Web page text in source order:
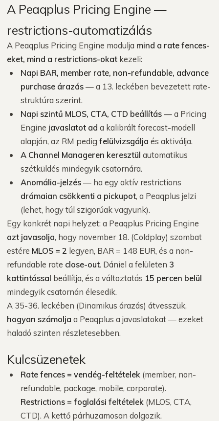
A Peaqplus Pricing Engine —
restrictions-automatizálás
A Peaqplus Pricing Engine modulja mind a rate fences-
eket, mind a restrictions-okat kezeli:
Napi BAR, member rate, non-refundable, advance
purchase árazás— a 13. leckében bevezetett rate-
struktúra szerint.
Napi szintű MLOS, CTA, CTD beállítás— a Pricing
Engine javaslatot ad a kalibrált forecast-modell
alapján, az RM pedig felülvizsgálja és aktiválja.
A Channel Manageren keresztül automatikus
szétküldés mindegyik csatornára.
Anomália-jelzés— ha egy aktív restrictions
drámaian csökkenti a pickupot, a Peaqplus jelzi
(lehet, hogy túl szigorúak vagyunk).
Egy konkrét napi helyzet: a Peaqplus Pricing Engine
azt javasolja, hogy november 18. (Coldplay) szombat
estére MLOS = 2 legyen, BAR = 148 EUR, és a non-
refundable rate close-out. Dániel a felületen 3
kattintással beállítja, és a változtatás 15 percen belül
mindegyik csatornán élesedik.
A 35-36. leckében (Dinamikus árazás) átvesszük,
hogyan számolja a Peaqplus a javaslatokat — ezeket
haladó szinten részletesebben.
Kulcsüzenetek
Rate fences = vendég-feltételek (member, non-
refundable, package, mobile, corporate).
Restrictions = foglalási feltételek (MLOS, CTA,
CTD). A kettő párhuzamosan dolgozik.